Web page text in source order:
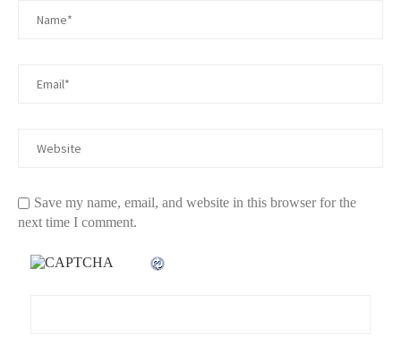
Save my name, email, and website in this browser for the
next time I comment.